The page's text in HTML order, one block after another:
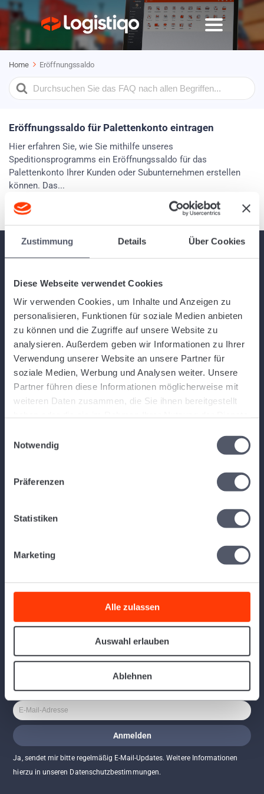
Zustimmung Details Über Cookies
Diese Webseite verwendet Cookies
Wir verwenden Cookies, um Inhalte und Anzeigen zu
personalisieren, Funktionen für soziale Medien anbieten
zu können und die Zugriffe auf unsere Website zu
analysieren. Außerdem geben wir Informationen zu Ihrer
Verwendung unserer Website an unsere Partner für
soziale Medien, Werbung und Analysen weiter. Unsere
Partner führen diese Informationen möglicherweise mit
weiteren Daten zusammen, die Sie ihnen bereitgestellt
Notwendig
Präferenzen
Statistiken
Marketing
Alle zulassen
Auswahl erlauben
Ablehnen
Home Eröffnungssaldo
Search
For
Eröffnungssaldo für Palettenkonto eintragen
Hier erfahren Sie, wie Sie mithilfe unseres
Speditionsprogramms ein Eröffnungssaldo für das
Palettenkonto Ihrer Kunden oder Subunternehmen erstellen
können. Das...
Über Logistiqo
Logistiqo ist eine umfangreiche, aber gleichzeitig intuitive und moderne,
webbasierte Logistiksoftware und Speditionssoftware für kleine,
mittelständische und große Speditionen und Logistikunternehmen. Sie
können sofort loslegen die Software zu nutzen.
Links
Funktionen
API
FAQ & Hilfe
bleiben Sie auf dem aktuellen Stand: Folgen Sie uns auf unseren Social
Ja, sendet mir bitte regelmäßig E-Mail-Updates. Weitere Informationen
hierzu in unseren Datenschutzbestimmungen.